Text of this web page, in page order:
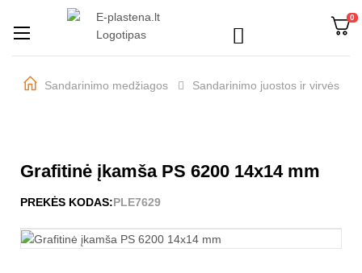

0
Perjungti
☰
Sandarinimo medžiagos Sandarinimo juostos ir virvės
Grafitinė įkamša PS 6200 14x14 mm
PREKĖS KODAS:PLE7629